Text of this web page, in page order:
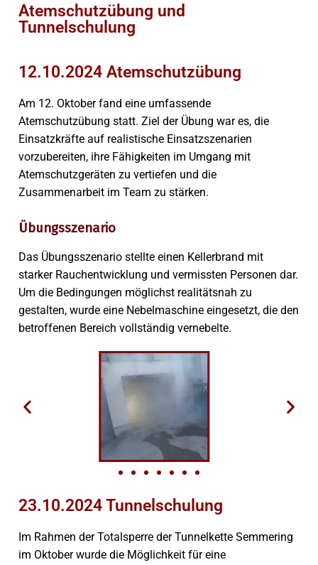
Atemschutzübung und
Tunnelschulung
12.10.2024 Atemschutzübung
Am 12. Oktober fand eine umfassende
Atemschutzübung statt. Ziel der Übung war es, die
Einsatzkräfte auf realistische Einsatzszenarien
vorzubereiten, ihre Fähigkeiten im Umgang mit
Atemschutzgeräten zu vertiefen und die
Zusammenarbeit im Team zu stärken.
Übungsszenario
Das Übungsszenario stellte einen Kellerbrand mit
starker Rauchentwicklung und vermissten Personen dar.
Um die Bedingungen möglichst realitätsnah zu
gestalten, wurde eine Nebelmaschine eingesetzt, die den
betroffenen Bereich vollständig vernebelte.
23.10.2024 Tunnelschulung
Im Rahmen der Totalsperre der Tunnelkette Semmering
im Oktober wurde die Möglichkeit für eine